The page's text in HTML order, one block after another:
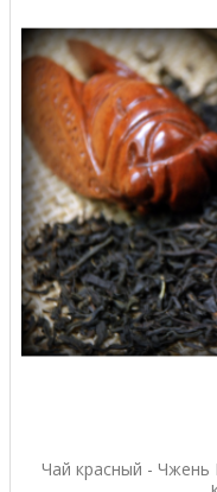
Чай красный -